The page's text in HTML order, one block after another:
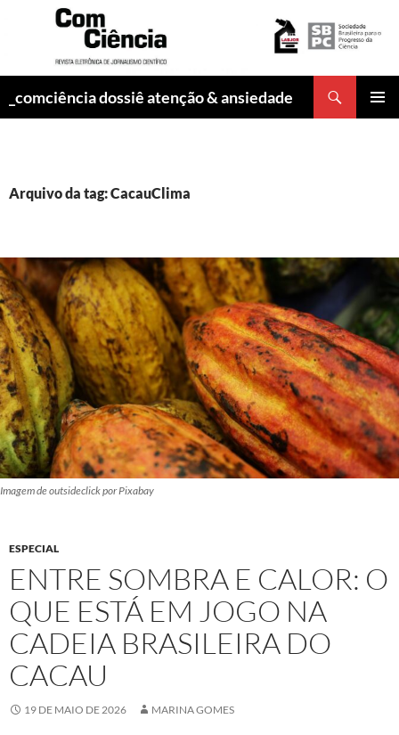
_comciência dossiê atenção & ansiedade
Arquivo da tag: CacauClima
Imagem de outsideclick por Pixabay
ESPECIAL
ENTRE SOMBRA E CALOR: O
QUE ESTÁ EM JOGO NA
CADEIA BRASILEIRA DO
CACAU
19 DE MAIO DE 2026 MARINA GOMES